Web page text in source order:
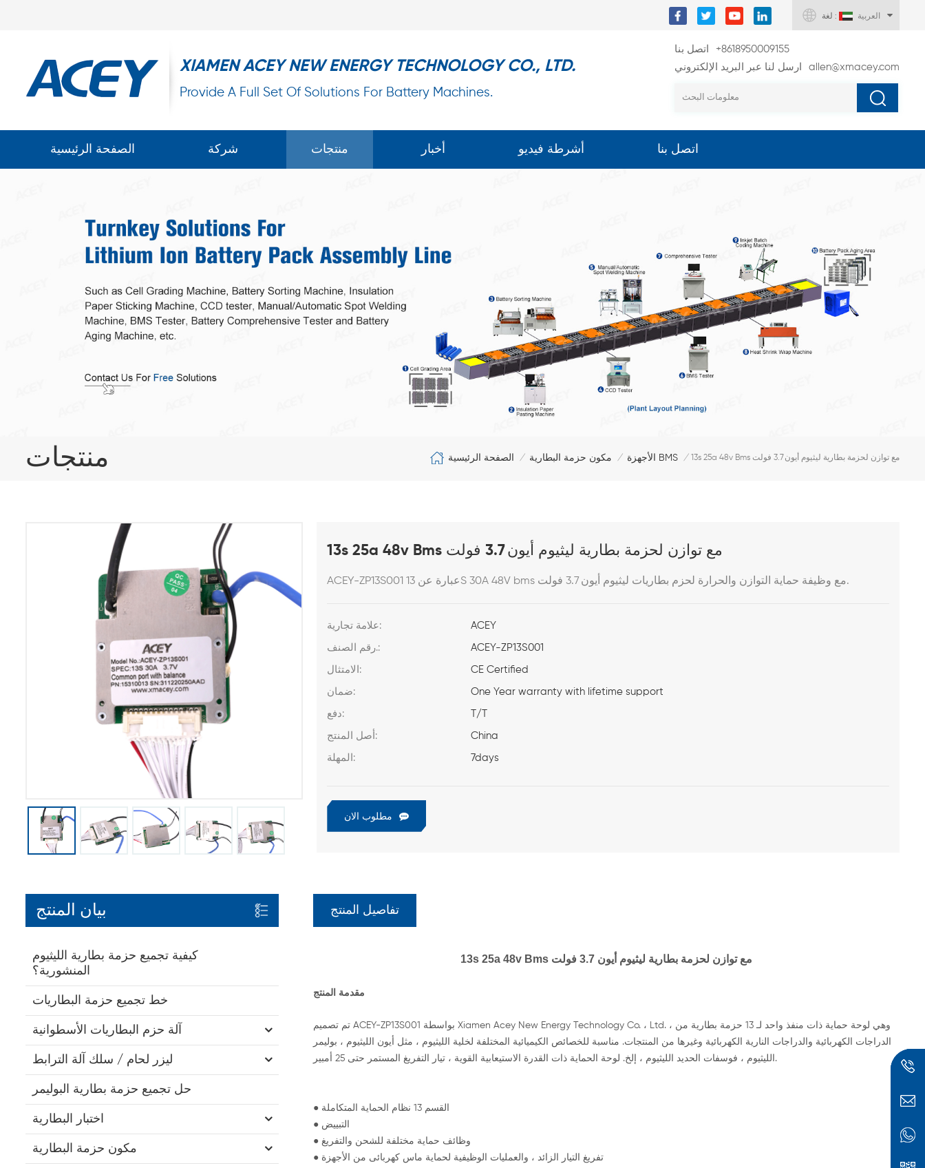
لغة : العربية
XIAMEN ACEY NEW ENERGY TECHNOLOGY CO., LTD.
Provide A Full Set Of Solutions For Battery Machines.
اتصل بنا
+8618950009155
ارسل لنا عبر البريد الإلكتروني
allen@xmacey.com
الصفحة الرئيسية شركة منتجات أخبار أشرطة فيديو اتصل بنا
منتجات الصفحة الرئيسية / مكون حزمة البطارية / الأجهزة BMS / 13s 25a 48v Bms مع توازن لحزمة بطارية ليثيوم أيون 3.7 فولت
13s 25a 48v Bms مع توازن لحزمة بطارية ليثيوم أيون 3.7 فولت
ACEY-ZP13S001 عبارة عن 13S 30A 48V bms مع وظيفة حماية التوازن والحرارة لحزم بطاريات ليثيوم أيون 3.7 فولت.
علامة تجارية: ACEY
رقم الصنف.: ACEY-ZP13S001
الامتثال: CE Certified
ضمان: One Year warranty with lifetime support
دفع: T/T
أصل المنتج: China
المهلة: 7days
مطلوب الان
بيان المنتج
كيفية تجميع حزمة بطارية الليثيوم
المنشورية؟
خط تجميع حزمة البطاريات
آلة حزم البطاريات الأسطوانية
ليزر لحام / سلك آلة الترابط
حل تجميع حزمة بطارية البوليمر
اختبار البطارية
مكون حزمة البطارية
تفاصيل المنتج
13s 25a 48v Bms مع توازن لحزمة بطارية ليثيوم أيون 3.7 فولت
مقدمة المنتج
تم تصميم ACEY-ZP13S001 بواسطة Xiamen Acey New Energy Technology Co. ، Ltd. ، وهي لوحة حماية ذات منفذ واحد لـ 13 حزمة بطارية من
الدراجات الكهربائية والدراجات النارية الكهربائية وغيرها من المنتجات. مناسبة للخصائص الكيميائية المختلفة لخلية الليثيوم ، مثل أيون الليثيوم ، بوليمر
الليثيوم ، فوسفات الحديد الليثيوم ، إلخ. لوحة الحماية ذات القدرة الاستيعابية القوية ، تيار التفريغ المستمر حتى 25 أمبير.
● القسم 13 نظام الحماية المتكاملة
● التبييض
● وظائف حماية مختلفة للشحن والتفريغ
● تفريغ التيار الزائد ، والعمليات الوظيفية لحماية ماس كهربائى من الأجهزة